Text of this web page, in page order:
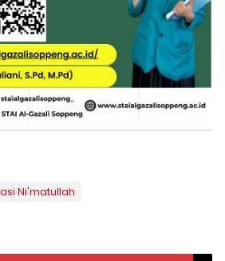
Ni'matullah